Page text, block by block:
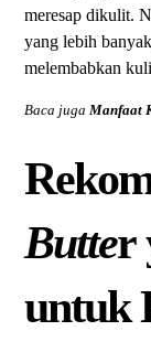
meresap dikulit.
yang lebih
melembabkan
Baca jugaManfaat
Butter
untuk